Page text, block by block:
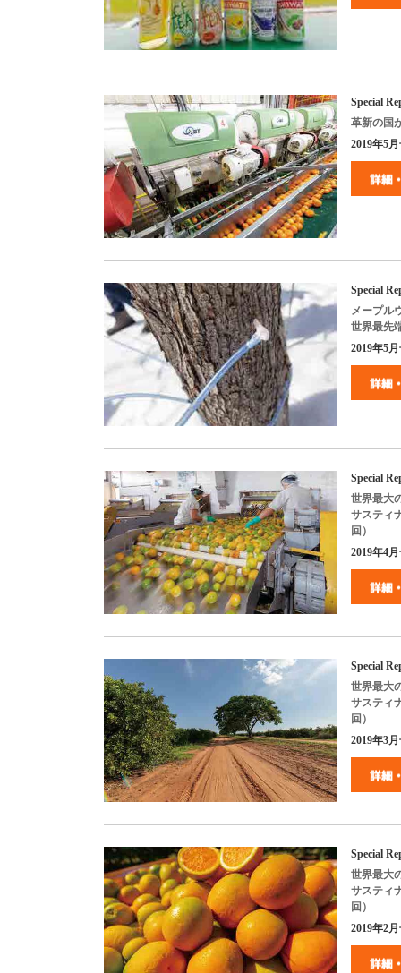
Special
革新の国
2019年5
Special
メープル
世界最先
2019年5
Special
世界最大
サスティ
回）
2019年4
Special
世界最大
サスティ
回）
2019年3
Special
世界最大
サスティ
回）
2019年2